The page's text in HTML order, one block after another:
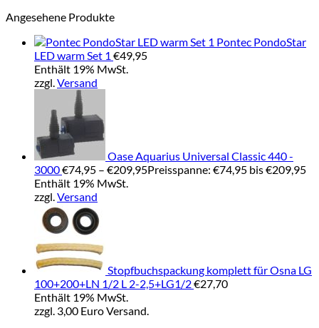
Angesehene Produkte
Pontec PondoStar
LED warm Set 1 €49,95
Enthält 19% MwSt.
zzgl.Versand
Oase Aquarius Universal Classic 440 -
3000€74,95 – €209,95Preisspanne: €74,95 bis €209,95
Enthält 19% MwSt.
zzgl.Versand
Stopfbuchspackung komplett für Osna LG
100+200+LN 1/2 L 2-2,5+LG1/2€27,70
Enthält 19% MwSt.
zzgl. 3,00 Euro Versand.